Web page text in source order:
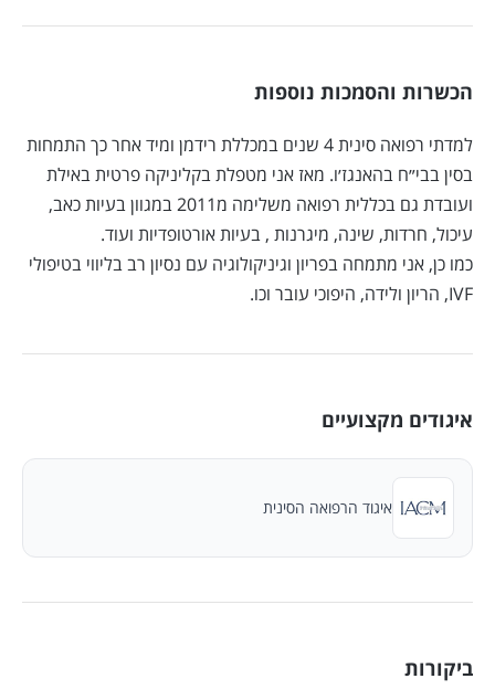
הכשרות והסמכות נוספות
למדתי רפואה סינית 4 שנים במכללת רידמן ומיד אחר כך התמחות
בסין בבי״ח בהאנגז׳ו. מאז אני מטפלת בקליניקה פרטית באילת
ועובדת גם בכללית רפואה משלימה מ2011 במגוון בעיות כאב,
עיכול, חרדות, שינה, מיגרנות , בעיות אורטופדיות ועוד.
כמו כן, אני מתמחה בפריון וגיניקולוגיה עם נסיון רב בליווי בטיפולי
IVF, הריון ולידה, היפוכי עובר וכו.
איגודים מקצועיים
איגוד הרפואה הסינית
ביקורות